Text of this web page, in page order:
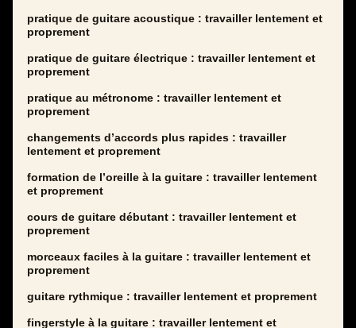
pratique de guitare acoustique : travailler lentement et
proprement
pratique de guitare électrique : travailler lentement et
proprement
pratique au métronome : travailler lentement et
proprement
changements d’accords plus rapides : travailler
lentement et proprement
formation de l’oreille à la guitare : travailler lentement
et proprement
cours de guitare débutant : travailler lentement et
proprement
morceaux faciles à la guitare : travailler lentement et
proprement
guitare rythmique : travailler lentement et proprement
fingerstyle à la guitare : travailler lentement et